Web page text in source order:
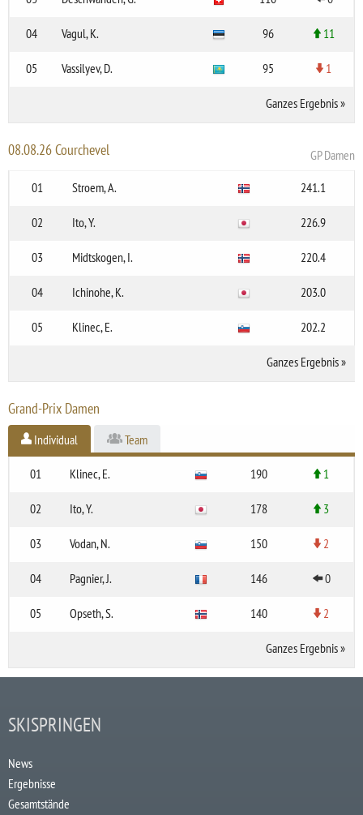
04 Vagul, K. 96 11
05 Vassilyev, D. 95 1
Ganzes Ergebnis»
08.08.26 Courchevel
GP Damen
01
Stroem, A. 241.1
02 Ito, Y. 226.9
03 Midtskogen, I. 220.4
04 Ichinohe, K. 203.0
05 Klinec, E. 202.2
Ganzes Ergebnis»
Grand-Prix Damen
Individual Team
01 Klinec, E. 190 1
02 Ito, Y. 178 3
03 Vodan, N. 150 2
04 Pagnier, J. 146 0
05 Opseth, S. 140 2
Ganzes Ergebnis»
SKISPRINGEN
News
Ergebnisse
Gesamtstände